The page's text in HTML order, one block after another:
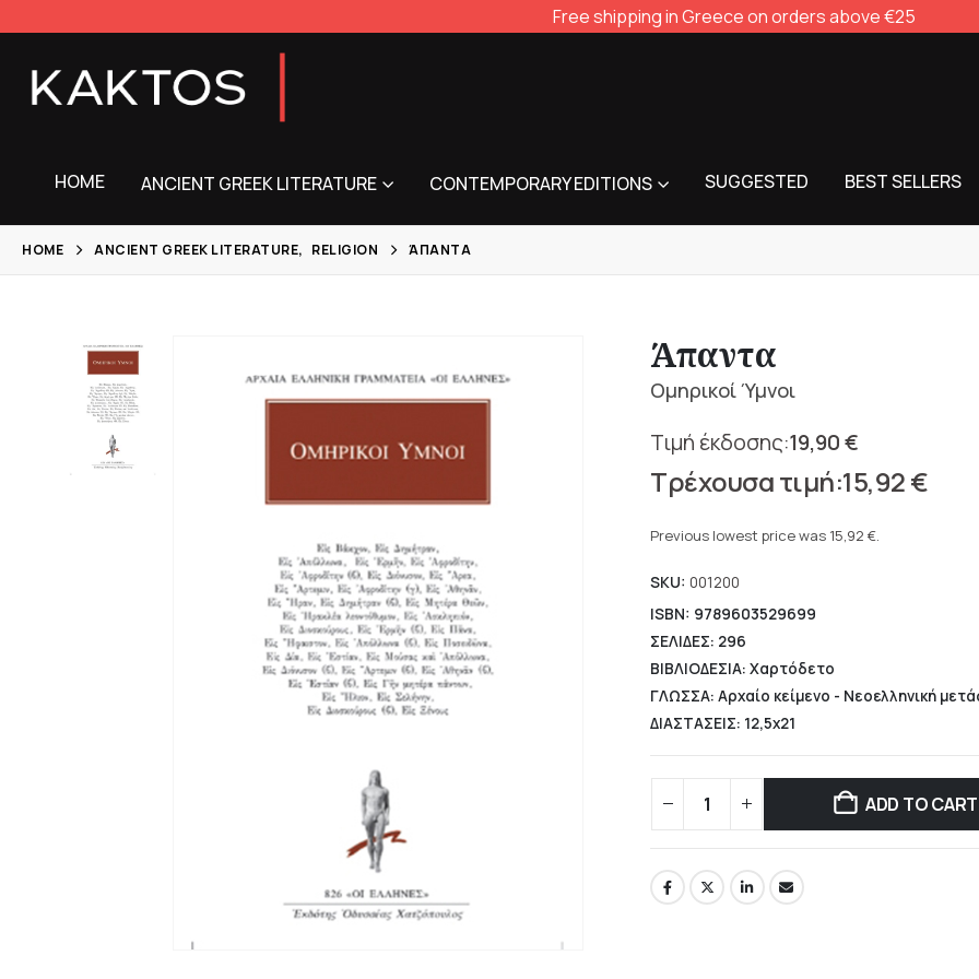
Free shipping in Greece on orders above €25
HOME ANCIENT GREEK LITERATURE CONTEMPORARY EDITIONS SUGGESTED BEST SELLERS
HOME ANCIENT GREEK LITERATURE, RELIGION ΆΠΑΝΤΑ
Άπαντα
Ομηρικοί Ύμνοι
19,90€
Original
price
was:
19,90 €.
15,92€
price
15,92 €.
Previous lowest price was 15,92 €.
SKU: 001200
ISBN: 9789603529699
ΣΕΛΙΔΕΣ: 296
ΒΙΒΛΙΟΔΕΣΙΑ: Χαρτόδετο
ΓΛΩΣΣΑ: Αρχαίο κείμενο - Νεοελληνική
ΔΙΑΣΤΑΣΕΙΣ: 12,5x21
ADD TO CART